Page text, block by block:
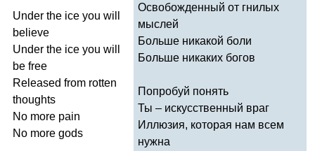
Under the ice you will
believe
Under the ice you will
be free
Released from rotten
thoughts
No more pain
No more gods
Освобожденный от гнилых
мыслей
Больше никакой боли
Больше никаких богов
Попробуй понять
Ты – искусственный враг
Иллюзия, которая нам всем
нужна